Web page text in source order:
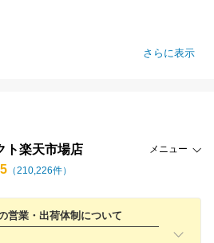
さらに表示
ト楽天市場店 メニュー
（210,226件）
営業・出荷体制について